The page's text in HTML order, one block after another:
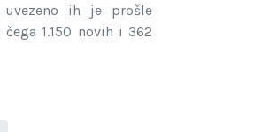
ih je prošle
čega 1.150 novih i 362